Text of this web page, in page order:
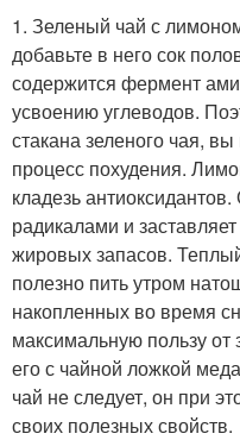
1. Зеленый чай с
добавьте в него сок
содержится фермент
усвоению углеводов.
стакана зеленого чая,
процесс похудения.
кладезь
радикалами и
жировых запасов.
полезно пить утром
накопленных во время
максимальную пользу от
его с чайной ложкой
чай не следует, он при
своих полезных свойств.